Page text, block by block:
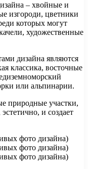
– хвойные и
изгороди, цветники
которых могут
художественные
дизайна являются
классика, восточные
или альпинарии.
природные участки,
и создает